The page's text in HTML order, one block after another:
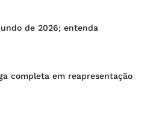
de 2026; entenda
completa em reapresentação